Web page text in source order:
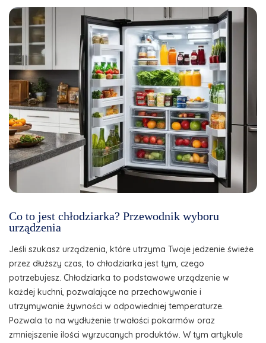
Co to jest chłodziarka? Przewodnik wyboru
urządzenia
Jeśli szukasz urządzenia, które utrzyma Twoje jedzenie świeże
przez dłuższy czas, to chłodziarka jest tym, czego
potrzebujesz. Chłodziarka to podstawowe urządzenie w
każdej kuchni, pozwalające na przechowywanie i
utrzymywanie żywności w odpowiedniej temperaturze.
Pozwala to na wydłużenie trwałości pokarmów oraz
zmniejszenie ilości wyrzucanych produktów. W tym artykule